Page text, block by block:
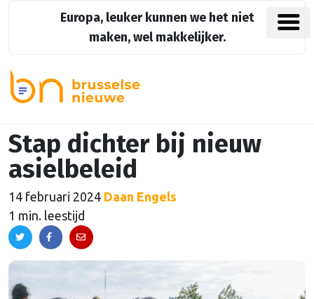
Europa, leuker kunnen we het niet
maken, wel makkelijker.
Stap dichter bij nieuw
asielbeleid
14 februari 2024 Daan Engels
1 min. leestijd